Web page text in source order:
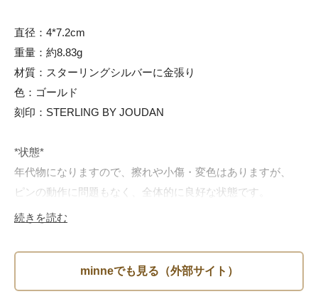
直径：4*7.2cm
重量：約8.83g
材質：スターリングシルバーに金張り
色：ゴールド
刻印：STERLING BY JOUDAN
*状態*
年代物になりますので、擦れや小傷・変色はありますが、
ピンの動作に問題もなく、全体的に良好な状態です。
討下さいませ。
プレゼントにもお勧めです。ギフトラッピングも無料で承り
続きを読む